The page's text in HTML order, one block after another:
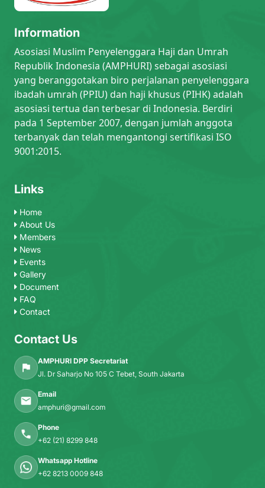
Information
Asosiasi Muslim Penyelenggara Haji dan Umrah
Republik Indonesia (AMPHURI) sebagai asosiasi
yang beranggotakan biro perjalanan penyelenggara
ibadah umrah (PPIU) dan haji khusus (PIHK) adalah
asosiasi tertua dan terbesar di Indonesia. Berdiri
pada 1 September 2007, dengan jumlah anggota
terbanyak dan telah mengantongi sertifikasi ISO
9001:2015.
Links
Home
About Us
Members
News
Events
Gallery
Document
FAQ
Contact
Contact Us
AMPHURI DPP Secretariat
Jl. Dr Saharjo No 105 C Tebet, South Jakarta
Email
amphuri@gmail.com
Phone
+62 (21) 8299 848
Whatsapp Hotline
+62 8213 0009 848